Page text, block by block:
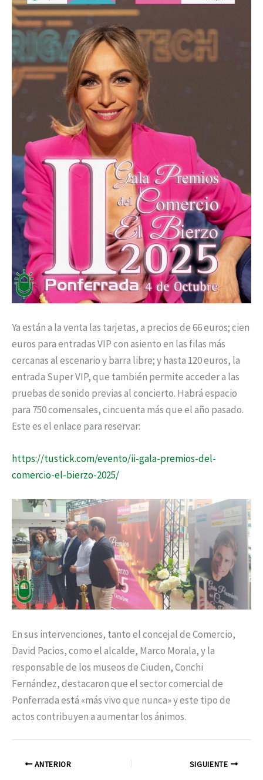
Ya están a la venta las tarjetas, a precios de 66 euros; cien
euros para entradas VIP con asiento en las filas más
cercanas al escenario y barra libre; y hasta 120 euros, la
entrada Super VIP, que también permite acceder a las
pruebas de sonido previas al concierto. Habrá espacio
para 750 comensales, cincuenta más que el año pasado.
Este es el enlace para reservar:
https://tustick.com/evento/ii-gala-premios-del-
comercio-el-bierzo-2025/
En sus intervenciones, tanto el concejal de Comercio,
David Pacios, como el alcalde, Marco Morala, y la
responsable de los museos de Ciuden, Conchi
Fernández, destacaron que el sector comercial de
Ponferrada está «más vivo que nunca» y este tipo de
actos contribuyen a aumentar los ánimos.
ANTERIOR SIGUIENTE